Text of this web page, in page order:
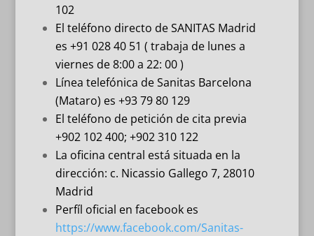
102
El teléfono directo de SANITAS Madrid
es +91 028 40 51 ( trabaja de lunes a
viernes de 8:00 a 22: 00 )
Línea telefónica de Sanitas Barcelona
(Mataro) es +93 79 80 129
El teléfono de petición de cita previa
+902 102 400; +902 310 122
La oficina central está situada en la
dirección: c. Nicassio Gallego 7, 28010
Madrid
Perfíl oficial en facebook es
https://www.facebook.com/Sanitas-